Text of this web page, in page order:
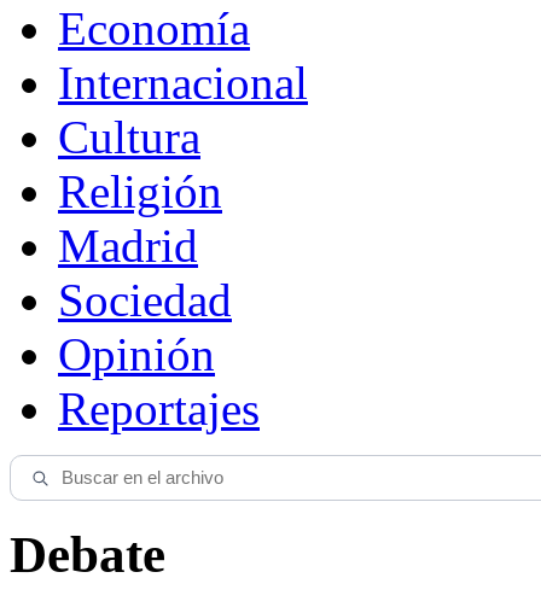
Economía
Internacional
Cultura
Religión
Madrid
Sociedad
Opinión
Reportajes
Debate